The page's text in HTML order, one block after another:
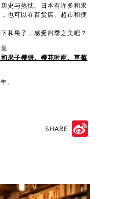
史与热忱。日本有许多和果
也可以在百货店、超市和便
和果子，感受四季之美吧？
果子樱饼、樱花时雨、草莓
。
SHARE